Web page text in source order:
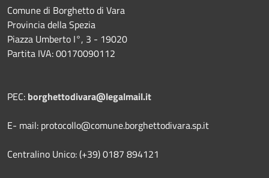
Comune di Borghetto di Vara
Provincia della Spezia
Piazza Umberto I°, 3 - 19020
Partita IVA: 00170090112
PEC: borghettodivara@legalmail.it
E- mail: protocollo@comune.borghettodivara.sp.it
Centralino Unico: (+39) 0187 894121